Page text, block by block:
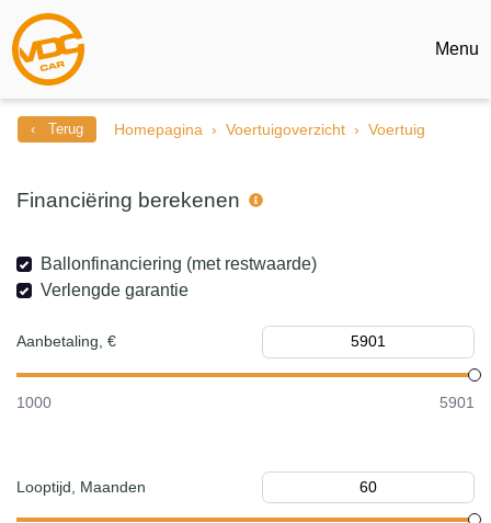
Menu
‹ Terug Homepagina Voertuigoverzicht Voertuig
Financiëring berekenen
Ballonfinanciering (met restwaarde)
Verlengde garantie
Aanbetaling, €
1000 5901
Looptijd, Maanden